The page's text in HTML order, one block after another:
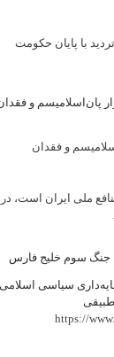
با پایان حکومت
پان‌اسلامیسم و
و فقدان
ملی ایران است، در
جنگ سوم خلیج فارس
سیاسی اسلامی
https://